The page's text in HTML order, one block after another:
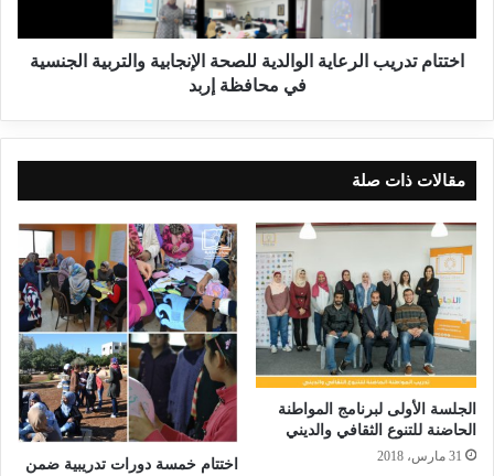
اختتام تدريب الرعاية الوالدية للصحة الإنجابية والتربية الجنسية
في محافظة إربد
مقالات ذات صلة
الجلسة الأولى لبرنامج المواطنة
الحاضنة للتنوع الثقافي والديني
31 مارس، 2018
اختتام خمسة دورات تدريبية ضمن